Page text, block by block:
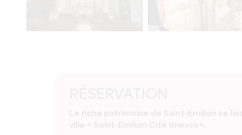
Le riche patrimoine de Saint-Emilion se
ville « Saint-Emilion Cité Unesco».